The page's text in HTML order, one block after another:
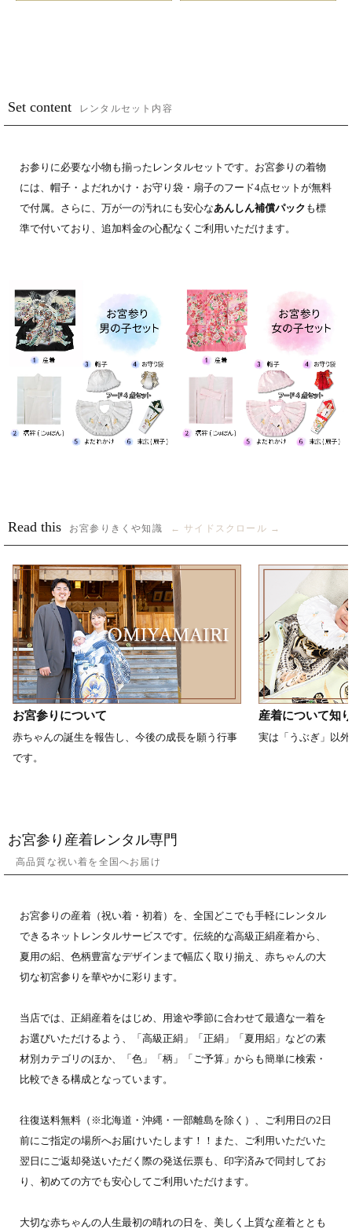
Set content レンタルセット内容
お参りに必要な小物も揃ったレンタルセットです。お宮参りの着物
には、帽子・よだれかけ・お守り袋・扇子のフード4点セットが無料
で付属。さらに、万が一の汚れにも安心なあんしん補償パック も標
準で付いており、追加料金の心配なくご利用いただけます。
Read this お宮参りきくや知識 ← サイドスクロール →
お宮参りについて
赤ちゃんの誕生を報告し、今後の成長を願う行事
です。
産着について知
実は「うぶぎ」以
お宮参り産着レンタル専門
高品質な祝い着を全国へお届け
お宮参りの産着（祝い着・初着）を、全国どこでも手軽にレンタル
できるネットレンタルサービスです。伝統的な高級正絹産着から、
夏用の絽、色柄豊富なデザインまで幅広く取り揃え、赤ちゃんの大
切な初宮参りを華やかに彩ります。
当店では、正絹産着をはじめ、用途や季節に合わせて最適な一着を
お選びいただけるよう、「高級正絹」「正絹」「夏用絽」などの素
材別カテゴリのほか、「色」「柄」「ご予算」からも簡単に検索・
比較できる構成となっています。
往復送料無料（※北海道・沖縄・一部離島を除く）、ご利用日の2日
前にご指定の場所へお届けいたします！！また、ご利用いただいた
翌日にご返却発送いただく際の発送伝票も、印字済みで同封してお
り、初めての方でも安心してご利用いただけます。
大切な赤ちゃんの人生最初の晴れの日を、美しく上質な産着ととも